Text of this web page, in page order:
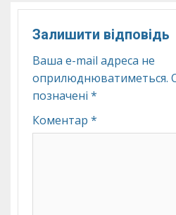
Залишити відповідь
Ваша e-mail адреса не
оприлюднюватиметься.
позначені *
Коментар *